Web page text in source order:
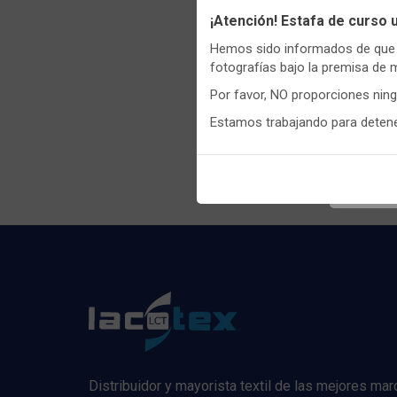
Distribuidor y mayorista textil de las mejores
¡Atención! Estafa de curso
Hemos sido informados de
fotografías bajo la premisa de
Por favor, NO proporciones
Estamos trabajando para